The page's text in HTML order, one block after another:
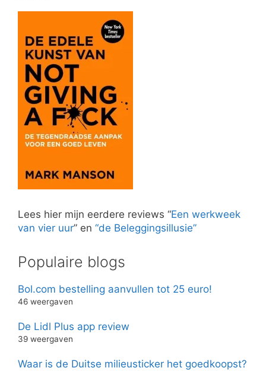
Lees hier mijn eerdere reviews “Een werkweek
van vier uur” en “de Beleggingsillusie”
Populaire blogs
Bol.com bestelling aanvullen tot 25 euro!
46 weergaven
De Lidl Plus app review
39 weergaven
Waar is de Duitse milieusticker het goedkoopst?